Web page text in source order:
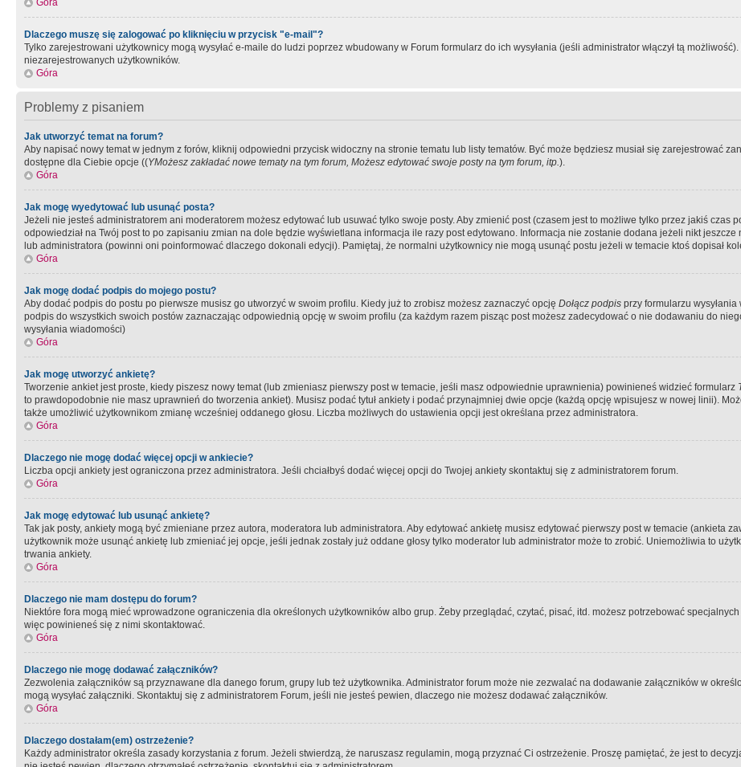
Góra
Dlaczego muszę się zalogować po kliknięciu w przycisk "e-mail"?
Tylko zarejestrowani użytkownicy mogą wysyłać e-maile do ludzi poprzez wbudowany w Forum formularz do ich wysyłania (jeśli administrator włączył tą
niezarejestrowanych użytkowników.
Góra
Problemy z pisaniem
Jak utworzyć temat na forum?
Aby napisać nowy temat w jednym z forów, kliknij odpowiedni przycisk widoczny na stronie tematu lub listy tematów. Być może będziesz musiał się zarejestrować
dostępne dla Ciebie opcje ((YMożesz zakładać nowe tematy na tym forum, Możesz edytować swoje posty na tym forum, itp.).
Góra
Jak mogę wyedytować lub usunąć posta?
Jeżeli nie jesteś administratorem ani moderatorem możesz edytować lub usuwać tylko swoje posty. Aby zmienić post (czasem jest to możliwe tylko przez jakiś czas
odpowiedział na Twój post to po zapisaniu zmian na dole będzie wyświetlana informacja ile razy post edytowano. Informacja nie zostanie dodana jeżeli nikt
lub administratora (powinni oni poinformować dlaczego dokonali edycji). Pamiętaj, że normalni użytkownicy nie mogą usunąć postu jeżeli w temacie ktoś dopisał
Góra
Jak mogę dodać podpis do mojego postu?
Aby dodać podpis do postu po pierwsze musisz go utworzyć w swoim profilu. Kiedy już to zrobisz możesz zaznaczyć opcję Dołącz podpis przy formularzu
podpis do wszystkich swoich postów zaznaczając odpowiednią opcję w swoim profilu (za każdym razem pisząc post możesz zadecydować o nie dodawaniu do
wysyłania wiadomości)
Góra
Jak mogę utworzyć ankietę?
Tworzenie ankiet jest proste, kiedy piszesz nowy temat (lub zmieniasz pierwszy post w temacie, jeśli masz odpowiednie uprawnienia) powinieneś widzieć formularz
to prawdopodobnie nie masz uprawnień do tworzenia ankiet). Musisz podać tytuł ankiety i podać przynajmniej dwie opcje (każdą opcję wpisujesz w nowej linii).
także umożliwić użytkownikom zmianę wcześniej oddanego głosu. Liczba możliwych do ustawienia opcji jest określana przez administratora.
Góra
Dlaczego nie mogę dodać więcej opcji w ankiecie?
Liczba opcji ankiety jest ograniczona przez administratora. Jeśli chciałbyś dodać więcej opcji do Twojej ankiety skontaktuj się z administratorem forum.
Góra
Jak mogę edytować lub usunąć ankietę?
Tak jak posty, ankiety mogą być zmieniane przez autora, moderatora lub administratora. Aby edytować ankietę musisz edytować pierwszy post w temacie (ankieta
użytkownik może usunąć ankietę lub zmieniać jej opcje, jeśli jednak zostały już oddane głosy tylko moderator lub administrator może to zrobić. Uniemożliwia to
trwania ankiety.
Góra
Dlaczego nie mam dostępu do forum?
Niektóre fora mogą mieć wprowadzone ograniczenia dla określonych użytkowników albo grup. Żeby przeglądać, czytać, pisać, itd. możesz potrzebować
więc powinieneś się z nimi skontaktować.
Góra
Dlaczego nie mogę dodawać załączników?
Zezwolenia załączników są przyznawane dla danego forum, grupy lub też użytkownika. Administrator forum może nie zezwalać na dodawanie załączników w
mogą wysyłać załączniki. Skontaktuj się z administratorem Forum, jeśli nie jesteś pewien, dlaczego nie możesz dodawać załączników.
Góra
Dlaczego dostałam(em) ostrzeżenie?
Każdy administrator określa zasady korzystania z forum. Jeżeli stwierdzą, że naruszasz regulamin, mogą przyznać Ci ostrzeżenie. Proszę pamiętać, że jest to